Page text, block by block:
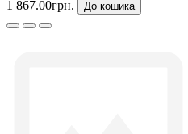
1 867.00грн.
До кошика